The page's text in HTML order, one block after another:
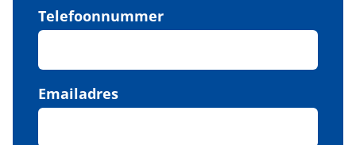
Telefoonnummer
Emailadres